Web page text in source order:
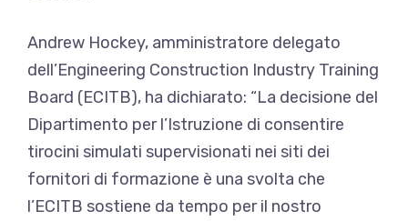
Andrew Hockey, amministratore delegato
dell’Engineering Construction Industry Training
Board (ECITB), ha dichiarato: “La decisione del
Dipartimento per l’Istruzione di consentire
tirocini simulati supervisionati nei siti dei
fornitori di formazione è una svolta che
l’ECITB sostiene da tempo per il nostro